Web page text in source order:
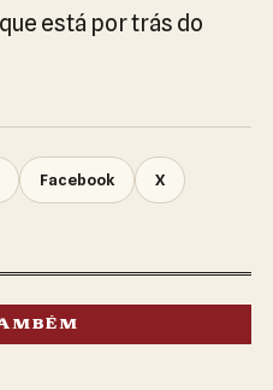
está por trás do
Facebook X